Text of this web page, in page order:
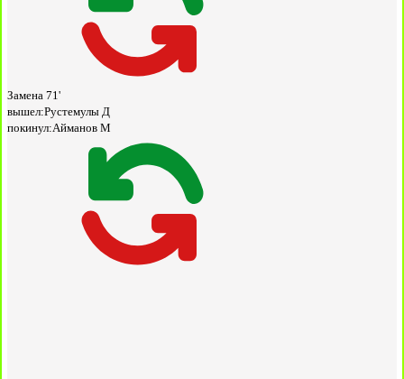
Замена 71'
вышел:Рустемулы Д
покинул:Айманов М